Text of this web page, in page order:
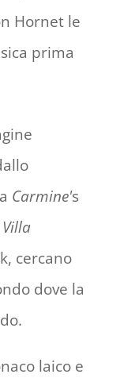
Hornet le
prima
Carmine's
Villa
cercano
dove la
laico e